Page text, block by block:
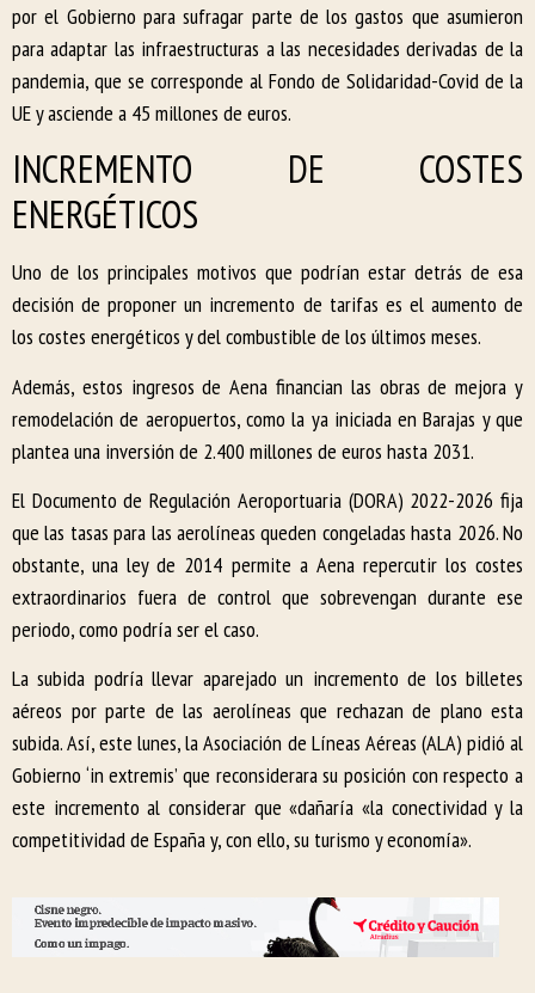
por el Gobierno para sufragar parte de los gastos que asumieron
para adaptar las infraestructuras a las necesidades derivadas de la
pandemia, que se corresponde al Fondo de Solidaridad-Covid de la
UE y asciende a 45 millones de euros.
INCREMENTO DE COSTES
ENERGÉTICOS
Uno de los principales motivos que podrían estar detrás de esa
decisión de proponer un incremento de tarifas es el aumento de
los costes energéticos y del combustible de los últimos meses.
Además, estos ingresos de Aena financian las obras de mejora y
remodelación de aeropuertos, como la ya iniciada en Barajas y que
plantea una inversión de 2.400 millones de euros hasta 2031.
El Documento de Regulación Aeroportuaria (DORA) 2022-2026 fija
que las tasas para las aerolíneas queden congeladas hasta 2026. No
obstante, una ley de 2014 permite a Aena repercutir los costes
extraordinarios fuera de control que sobrevengan durante ese
periodo, como podría ser el caso.
La subida podría llevar aparejado un incremento de los billetes
aéreos por parte de las aerolíneas que rechazan de plano esta
subida. Así, este lunes, la Asociación de Líneas Aéreas (ALA) pidió al
Gobierno ‘in extremis’ que reconsiderara su posición con respecto a
este incremento al considerar que «dañaría «la conectividad y la
competitividad de España y, con ello, su turismo y economía».